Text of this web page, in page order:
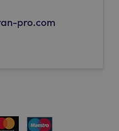
pro.com